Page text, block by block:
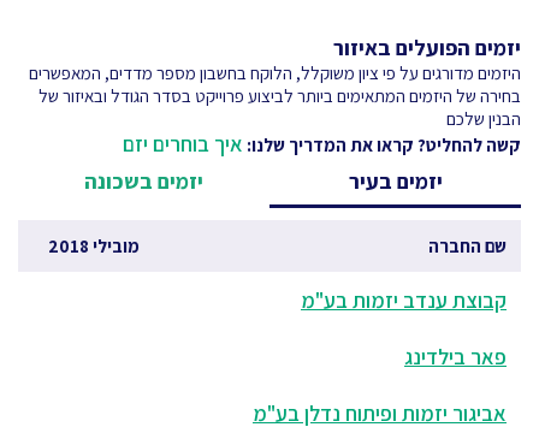
יזמים הפועלים באיזור
היזמים מדורגים על פי ציון משוקלל, הלוקח בחשבון מספר מדדים, המאפשרים
בחירה של היזמים המתאימים ביותר לביצוע פרוייקט בסדר הגודל ובאיזור של
הבנין שלכם
קשה להחליט? קראו את המדריך שלנו: איך בוחרים יזם
יזמים בעיר
יזמים בשכונה
שם החברה מובילי 2018
קבוצת ענדב יזמות בע"מ
פאר בילדינג
אביגור יזמות ופיתוח נדלן בע"מ